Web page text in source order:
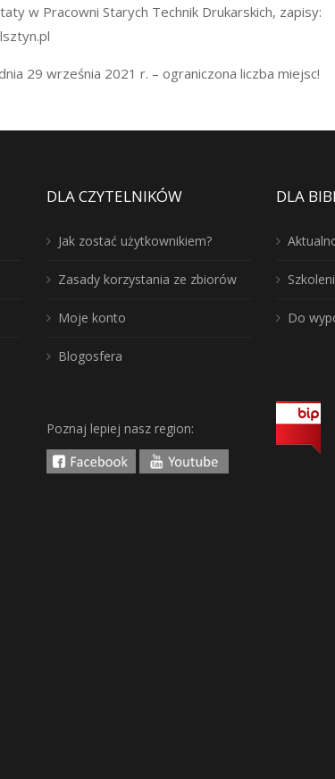
w Pracowni Starych Technik Drukarskich, zapisy:
29 września 2021 r. – ograniczona liczba miejsc!
DLA CZYTELNIKÓW
Jak zostać użytkownikiem?
Zasady korzystania ze zbiorów
Moje konto
Blogosfera
Poznaj lepiej nasz region:
DLA
Do